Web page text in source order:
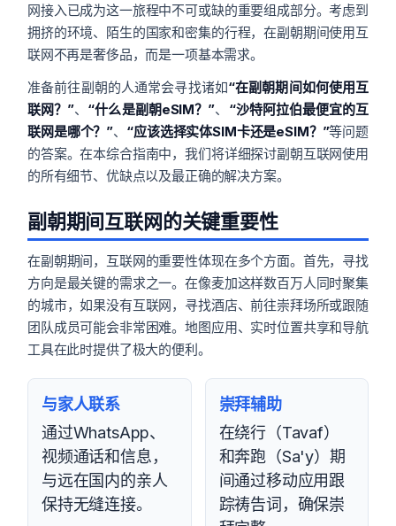
网接入已成为这一旅程中不可或缺的重要组成部分。考虑到
拥挤的环境、陌生的国家和密集的行程，在副朝期间使用互
联网不再是奢侈品，而是一项基本需求。
准备前往副朝的人通常会寻找诸如“在副朝期间如何使用互
联网？”、 “什么是副朝eSIM？”、 “沙特阿拉伯最便宜的互
联网是哪个？”、 “应该选择实体SIM卡还是eSIM？”等问题
的答案。在本综合指南中，我们将详细探讨副朝互联网使用
的所有细节、优缺点以及最正确的解决方案。
副朝期间互联网的关键重要性
在副朝期间，互联网的重要性体现在多个方面。首先，寻找
方向是最关键的需求之一。在像麦加这样数百万人同时聚集
的城市，如果没有互联网，寻找酒店、前往崇拜场所或跟随
团队成员可能会非常困难。地图应用、实时位置共享和导航
工具在此时提供了极大的便利。
与家人联系
通过WhatsApp、
视频通话和信息，
与远在国内的亲人
保持无缝连接。
崇拜辅助
在绕行（Tavaf）
和奔跑（Sa'y）期
间通过移动应用跟
踪祷告词，确保崇